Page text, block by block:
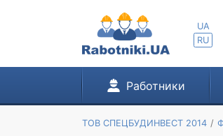
UA
RU
Работники
ТОВ СПЕЦБУДИНВЕСТ 2014